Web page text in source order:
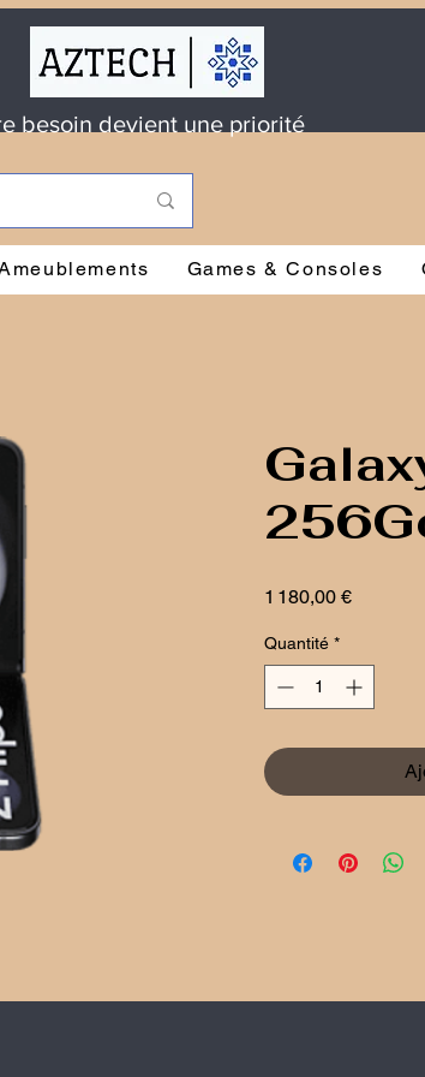
besoin devient une priorité
Games & Consoles
1 180,00 €Prix
Quantité *